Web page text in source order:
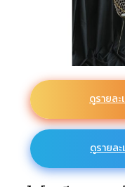
ดูรายละ
ดูรายล